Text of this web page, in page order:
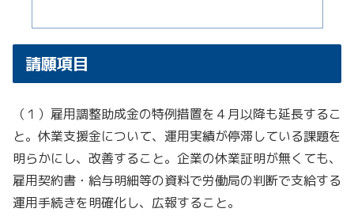
請願項目
（１）雇用調整助成金の特例措置を４月以降も延長するこ
と。休業支援金について、運用実績が停滞している課題を
明らかにし、改善すること。企業の休業証明が無くても、
雇用契約書・給与明細等の資料で労働局の判断で支給する
運用手続きを明確化し、広報すること。